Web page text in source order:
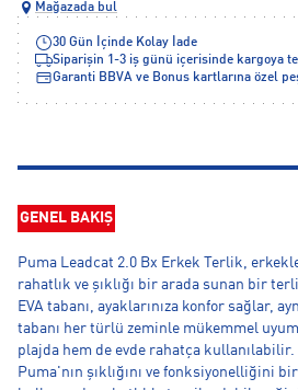
Mağazada bul
30 Gün İçinde Kolay İade
Siparişin 1-3 iş günü içerisinde kargoya
Garanti BBVA ve Bonus kartlarına özel
GENEL BAKIŞ
Puma Leadcat 2.0 Bx Erkek Terlik,
rahatlık ve şıklığı bir arada sunan bir
EVA tabanı, ayaklarınıza konfor sağlar,
tabanı her türlü zeminle mükemmel uyum
plajda hem de evde rahatça kullanılabilir.
Puma'nın şıklığını ve fonksiyonelliğini